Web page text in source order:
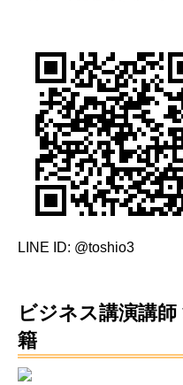
LINE ID: @toshio3
ビジネス講演講
籍